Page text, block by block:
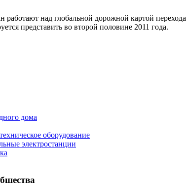
работают над глобальной дорожной картой перехода
представить во второй половине 2011 года.
дома
оборудование
электростанции